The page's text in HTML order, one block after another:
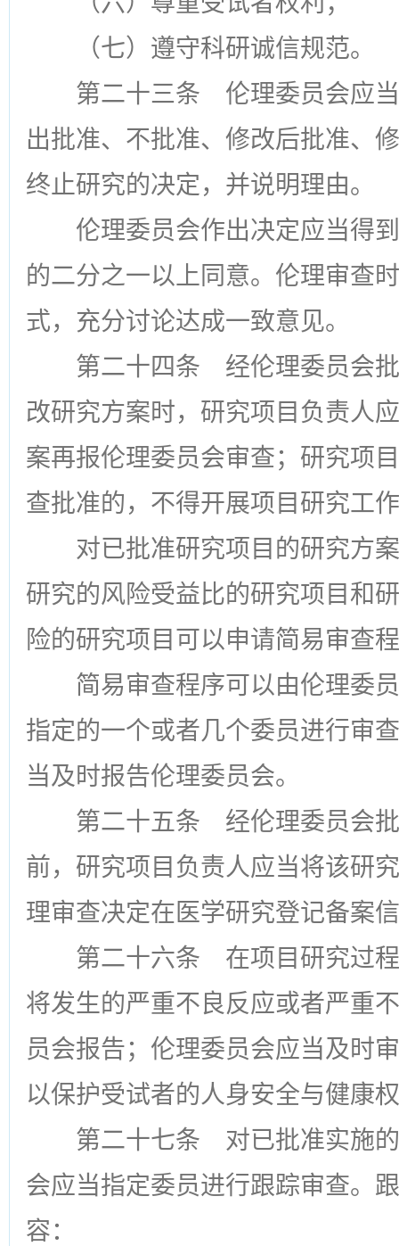
（七）遵守科研诚信规范。
第二十三条 伦理委员会应
出批准、不批准、修改后批准、
终止研究的决定，并说明理由。
伦理委员会作出决定应当得
的二分之一以上同意。伦理审查
式，充分讨论达成一致意见。
第二十四条 经伦理委员会
改研究方案时，研究项目负责人
案再报伦理委员会审查；研究项
查批准的，不得开展项目研究工
对已批准研究项目的研究方
研究的风险受益比的研究项目和
险的研究项目可以申请简易审查
简易审查程序可以由伦理委
指定的一个或者几个委员进行审
当及时报告伦理委员会。
第二十五条 经伦理委员会
前，研究项目负责人应当将该研
理审查决定在医学研究登记备案
第二十六条 在项目研究过
将发生的严重不良反应或者严重
员会报告；伦理委员会应当及时
以保护受试者的人身安全与健康
第二十七条 对已批准实施
会应当指定委员进行跟踪审查。
容：